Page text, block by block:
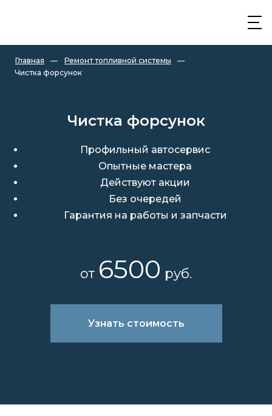
Главная — Ремонт топливной системы
—
Чистка форсунок
Чистка форсунок
Профильный автосервис
Опытные мастера
Действуют акции
Без очередей
Гарантия на работы и запчасти
от 6500 руб.
Узнать стоимость